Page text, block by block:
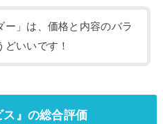
ー」は、価格と内容のバラ
どいいです！
ス』の総合評価